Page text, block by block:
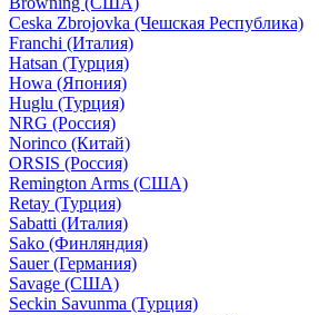
Ceska Zbrojovka (Чешская Республика)
Franchi (Италия)
Hatsan (Турция)
Howa (Япония)
Huglu (Турция)
NRG (Россия)
Norinco (Китай)
ORSIS (Россия)
Remington Arms (США)
Retay (Турция)
Sabatti (Италия)
Sako (Финляндия)
Sauer (Германия)
Savage (США)
Seckin Savunma (Турция)